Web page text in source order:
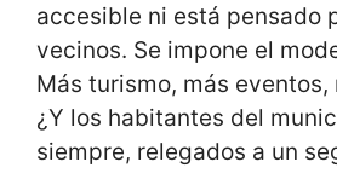
accesible ni está pensado
vecinos. Se impone el
Más turismo, más
¿Y los habitantes del
siempre, relegados a un